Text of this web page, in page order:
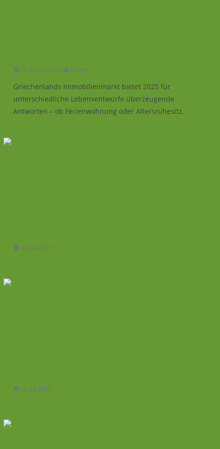
22. August 2025 Kiume
Griechenlands Immobilienmarkt bietet 2025 für
unterschiedliche Lebensentwürfe überzeugende
Antworten – ob Ferienwohnung oder Altersruhesitz.
16. Juli 2025
13. Juli 2025